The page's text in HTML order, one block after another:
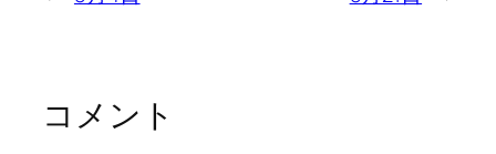
コメント